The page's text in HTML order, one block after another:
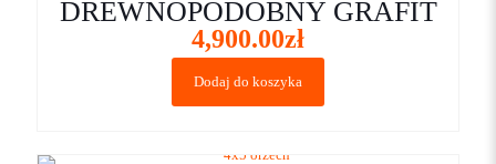
DREWNOPODOBNY GRAFIT
4,900.00zł
Dodaj do koszyka